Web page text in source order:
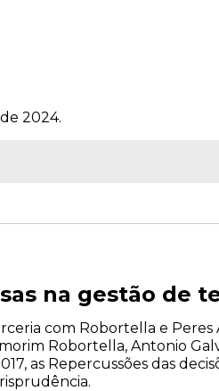
2024.
na gestão de
com Robortella e
Robortella, Antonio
as Repercussões das